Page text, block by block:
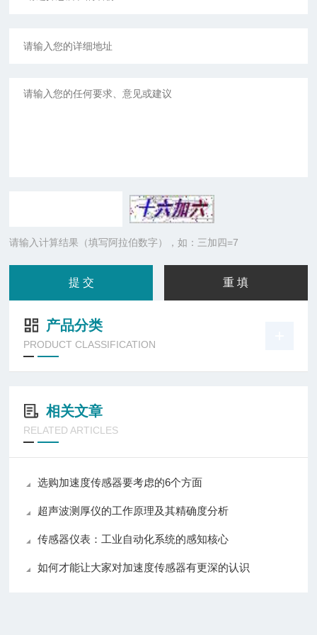
请输入计算结果（填写阿拉伯数字），如：三加四=7
产品分类
PRODUCT CLASSIFICATION
相关文章
RELATED ARTICLES
选购加速度传感器要考虑的6个方面
超声波测厚仪的工作原理及其精确度分析
传感器仪表：工业自动化系统的感知核心
如何才能让大家对加速度传感器有更深的认识